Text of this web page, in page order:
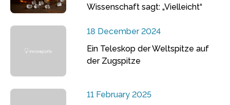
Wissenschaft sagt: „Vielleicht“
18 December 2024
Ein Teleskop der Weltspitze auf
der Zugspitze
11 February 2025